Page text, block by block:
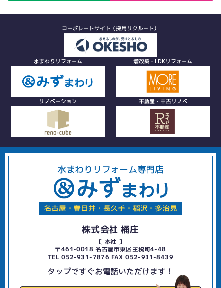
コーポレートサイト（採用リクルート）
水まわりリフォーム 増改築・LDKリフォーム
リノベーション 不動産・中古リノベ
水まわりリフォーム専門店
名古屋・春日井・長久手・稲沢・多治見
株式会社 桶庄
〔 本社 〕
〒461-0018 名古屋市東区主税町4-48
TEL 052-931-7876 FAX 052-931-8439
タップですぐお電話いただけます！